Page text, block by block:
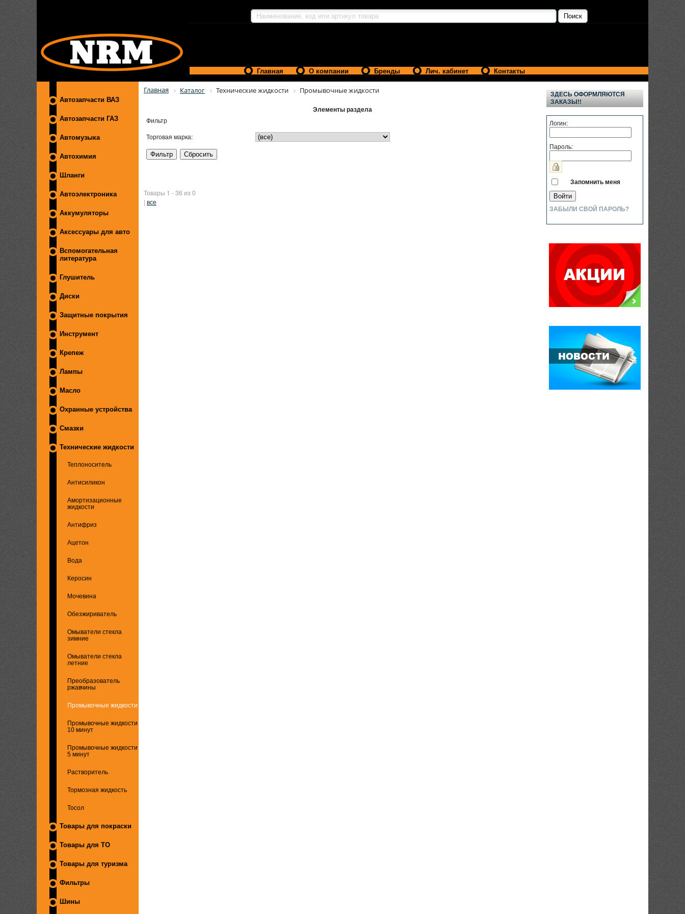
Главная О компании Бренды Лич. кабинет Контакты
Автозапчасти ВАЗ
Автозапчасти ГАЗ
Автомузыка
Автохимия
Шланги
Автоэлектроника
Аккумуляторы
Аксессуары для авто
Вспомогательная
литература
Глушитель
Диски
Защитные покрытия
Инструмент
Крепеж
Лампы
Масло
Охранные устройства
Смазки
Технические жидкости
Теплоноситель
Антисиликон
Амортизационные
жидкости
Антифриз
Ацетон
Вода
Керосин
Мочевина
Обезжириватель
Омыватели стекла
зимние
Омыватели стекла
летние
Преобразователь
ржавчины
Промывочные жидкости
Промывочные жидкости
10 минут
Промывочные жидкости
5 минут
Растворитель
Тормозная жидкость
Тосол
Товары для покраски
Товары для ТО
Товары для туризма
Фильтры
Шины
Главная Каталог Технические жидкости Промывочные жидкости
Элементы раздела
Фильтр
Торговая марка:
Товары 1 - 36 из 0
| все
ЗДЕСЬ ОФОРМЛЯЮТСЯ
ЗАКАЗЫ!!
Логин:
Пароль:
Запомнить меня
ЗАБЫЛИ СВОЙ ПАРОЛЬ?